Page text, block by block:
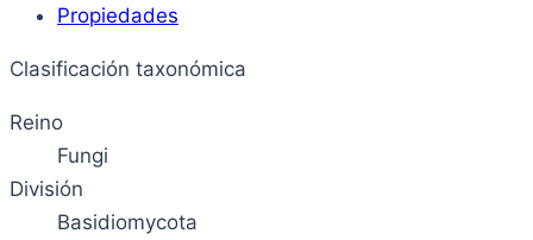
Propiedades
Clasificación taxonómica
Reino
Fungi
División
Basidiomycota